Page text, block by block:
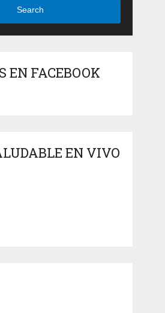
Search
EN FACEBOOK
EN VIVO